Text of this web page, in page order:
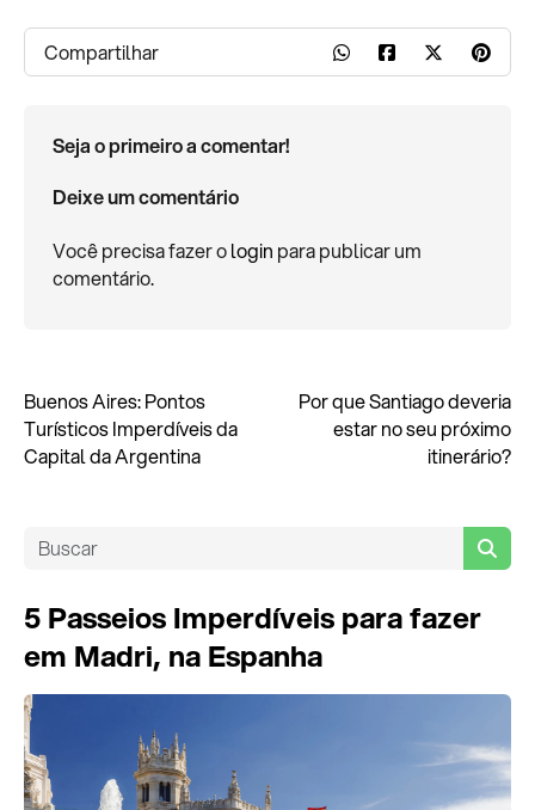
Compartilhar
Seja o primeiro a comentar!
Deixe um comentário
Você precisa fazer ologin para publicar um
comentário.
Buenos Aires: Pontos
Turísticos Imperdíveis da
Capital da Argentina
Por que Santiago deveria
estar no seu próximo
itinerário?
5 Passeios Imperdíveis para fazer
em Madri, na Espanha